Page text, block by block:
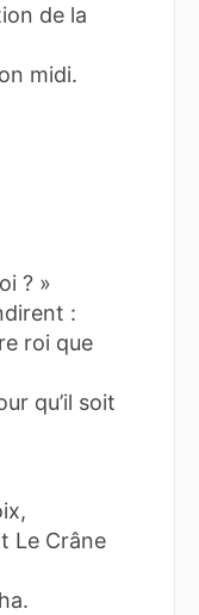
de la
midi.
? »
:
roi que
qu’il soit
Le Crâne